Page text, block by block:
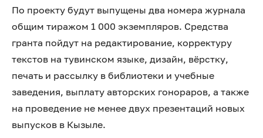
По проекту будут выпущены два номера журнала
общим тиражом 1 000 экземпляров. Средства
гранта пойдут на редактирование, корректуру
текстов на тувинском языке, дизайн, вёрстку,
печать и рассылку в библиотеки и учебные
заведения, выплату авторских гонораров, а также
на проведение не менее двух презентаций новых
выпусков в Кызыле.